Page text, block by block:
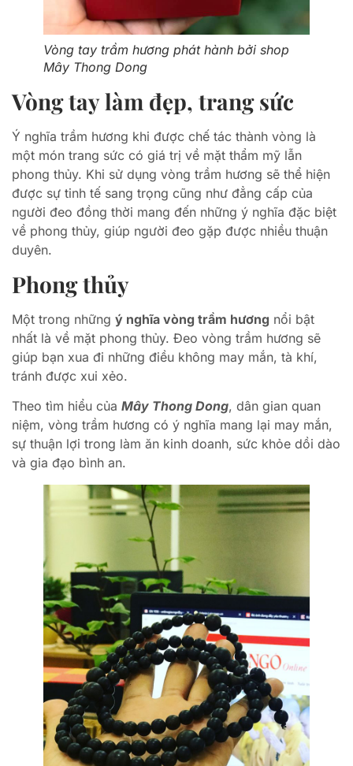
Vòng tay trầm hương phát hành bởi shop
Mây Thong Dong
Vòng tay làm đẹp, trang sức
Ý nghĩa trầm hương khi được chế tác thành vòng là
một món trang sức có giá trị về mặt thẩm mỹ lẫn
phong thủy. Khi sử dụng vòng trầm hương sẽ thể hiện
được sự tinh tế sang trọng cũng như đẳng cấp của
người đeo đồng thời mang đến những ý nghĩa đặc biệt
về phong thủy, giúp người đeo gặp được nhiều thuận
duyên.
Phong thủy
Một trong những ý nghĩa vòng trầm hương nổi bật
nhất là về mặt phong thủy. Đeo vòng trầm hương sẽ
giúp bạn xua đi những điều không may mắn, tà khí,
tránh được xui xẻo.
Theo tìm hiểu của Mây Thong Dong, dân gian quan
niệm, vòng trầm hương có ý nghĩa mang lại may mắn,
sự thuận lợi trong làm ăn kinh doanh, sức khỏe dồi dào
và gia đạo bình an.